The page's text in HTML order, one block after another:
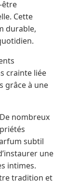
être
Cette
durable,
crainte liée
grâce à une
nombreux
subtil
une
intimes.
tradition et